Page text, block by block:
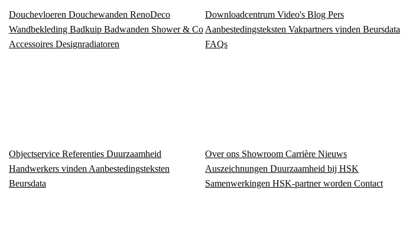
Douchevloeren Douchewanden RenoDeco
Wandbekleding Badkuip Badwanden Shower & Co
Accessoires Designradiatoren
Downloadcentrum Video's Blog Pers
Aanbestedingsteksten Vakpartners vinden Beursdata
FAQs
Objectservice Referenties Duurzaamheid
Handwerkers vinden Aanbestedingsteksten
Beursdata
Over ons Showroom Carrière Nieuws
Auszeichnungen Duurzaamheid bij HSK
Samenwerkingen HSK-partner worden Contact